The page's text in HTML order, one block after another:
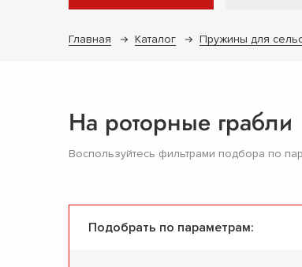
Главная Каталог Пружины для
На роторные грабли
Воспользуйтесь фильтрами подбора по
Подобрать по параметрам: